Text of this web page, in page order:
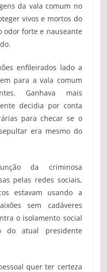
da vala comum no
vivos e mortos do
odor forte e nauseante
enfileirados lado a
para a vala comum
Ganhava mais
decidia por conta
para checar se o
era mesmo do
da criminosa
pelas redes sociais,
estavam usando a
sem cadáveres
o isolamento social
do atual presidente
quer ter certeza